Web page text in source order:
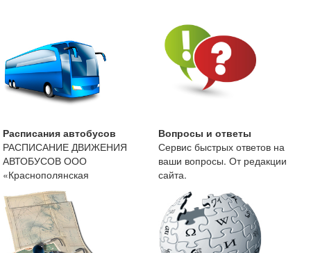
Расписания автобусов
РАСПИСАНИЕ ДВИЖЕНИЯ
АВТОБУСОВ ООО
«Краснополянская
автоколонна» с 13 мая 2019
Вопросы и ответы
Сервис быстрых ответов на
ваши вопросы. От редакции
сайта.